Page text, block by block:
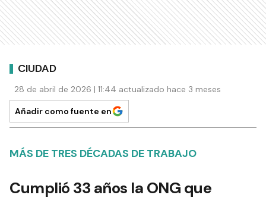
CIUDAD
28 de abril de 2026 | 11:44 actualizado hace 3 meses
Añadir como fuente en
MÁS DE TRES DÉCADAS DE TRABAJO
Cumplió 33 años la ONG que